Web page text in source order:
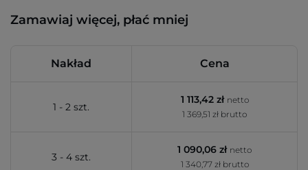
Zamawiaj więcej, płać mniej
Nakład Cena
1 - 2 szt.
1 113,42 zł netto
1 369,51 zł brutto
3 - 4 szt.
1 090,06 zł netto
1 340,77 zł brutto